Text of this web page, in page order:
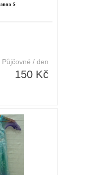
Půjčovné / den
150 Kč